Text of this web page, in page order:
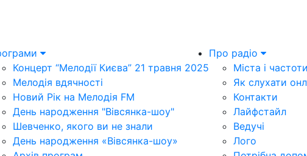
Концерт “Мелодії Києва” 21 травня 2025
Мелодія вдячності
Новий Рік на Мелодія FM
День народження "Вівсянка-шоу"
Шевченко, якого ви не знали
День народження «Вівсянка-шоу»
Про радіо
Міста і частоти
Як слухати
Контакти
Лайфстайл
Ведучі
Лого